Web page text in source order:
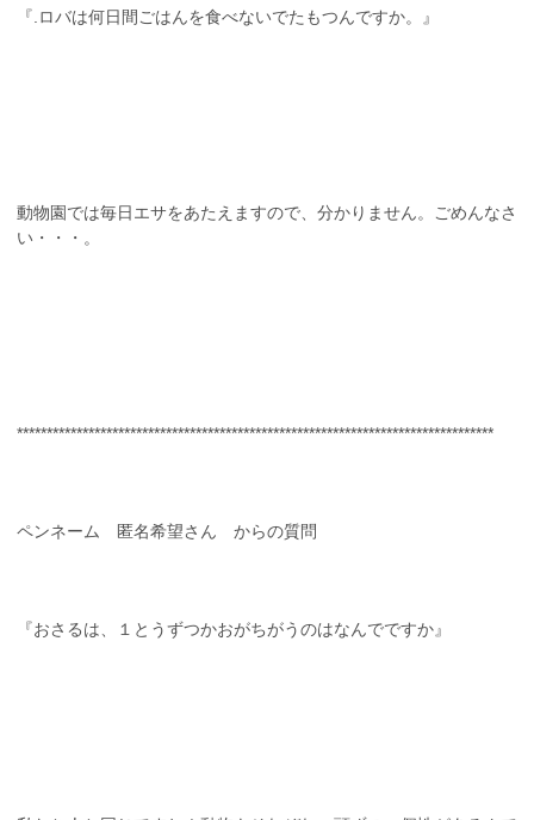
『.ロバは何日間ごはんを食べないでたもつんですか。』
動物園では毎日エサをあたえますので、分かりません。ごめんなさ
い・・・。
********************************************************************************
ペンネーム 匿名希望さん からの質問
『おさるは、１とうずつかおがちがうのはなんでですか』